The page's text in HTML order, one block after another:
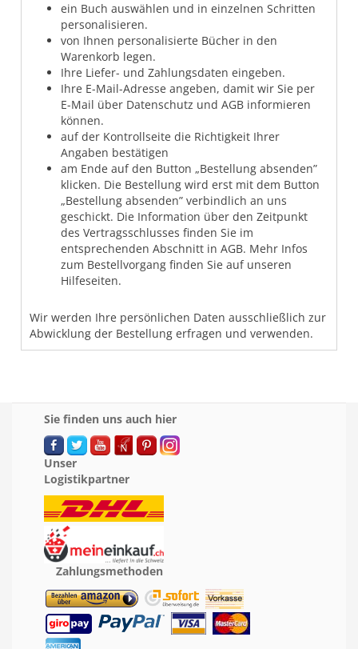
ein Buch auswählen und in einzelnen Schritten
personalisieren.
von Ihnen personalisierte Bücher in den
Warenkorb legen.
Ihre Liefer- und Zahlungsdaten eingeben.
Ihre E-Mail-Adresse angeben, damit wir Sie per
E-Mail über Datenschutz und AGB informieren
können.
auf der Kontrollseite die Richtigkeit Ihrer
Angaben bestätigen
am Ende auf den Button „Bestellung absenden”
klicken. Die Bestellung wird erst mit dem Button
„Bestellung absenden” verbindlich an uns
geschickt. Die Information über den Zeitpunkt
des Vertragsschlusses finden Sie im
entsprechenden Abschnitt in AGB. Mehr Infos
zum Bestellvorgang finden Sie auf unseren
Hilfeseiten.
Wir werden Ihre persönlichen Daten ausschließlich zur
Abwicklung der Bestellung erfragen und verwenden.
Sie finden uns auch hier
Unser
Logistikpartner
Zahlungsmethoden